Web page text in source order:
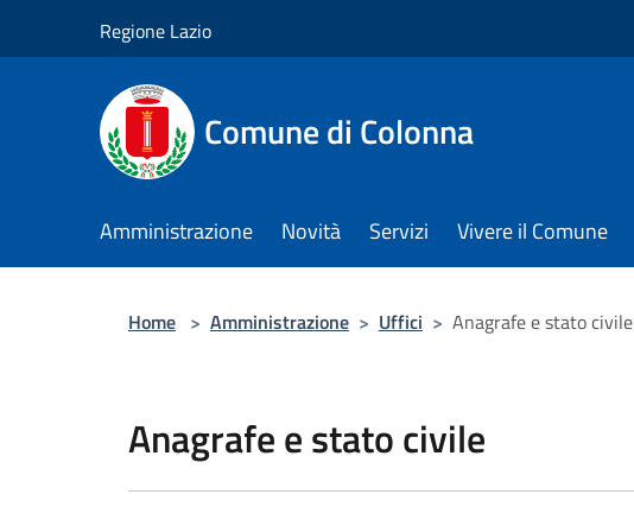
Regione Lazio
Comune di Colonna
Amministrazione Novità Servizi Vivere il Comune
Home > Amministrazione > Uffici > Anagrafe e stato civile
Anagrafe e stato civile